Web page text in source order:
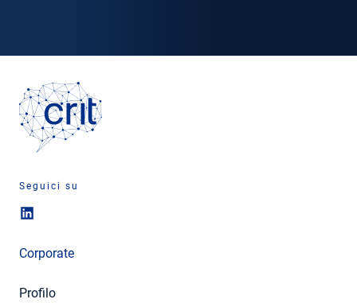
Seguici su
Corporate
Profilo